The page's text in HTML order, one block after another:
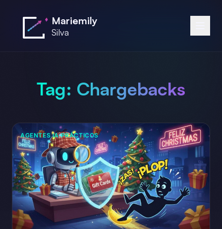
Mariemily
Silva
Tag: Chargebacks
AGENTES IA PRÁCTICOS